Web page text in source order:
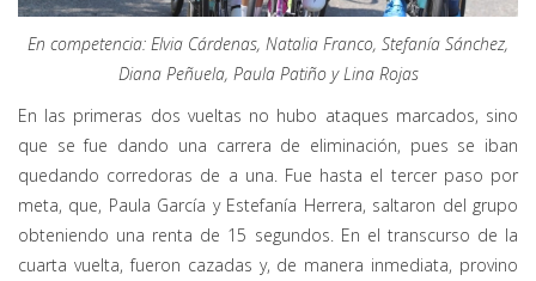
En competencia: Elvia Cárdenas, Natalia Franco, Stefanía Sánchez,
Diana Peñuela, Paula Patiño y Lina Rojas
En las primeras dos vueltas no hubo ataques marcados, sino
que se fue dando una carrera de eliminación, pues se iban
quedando corredoras de a una. Fue hasta el tercer paso por
meta, que, Paula García y Estefanía Herrera, saltaron del grupo
obteniendo una renta de 15 segundos. En el transcurso de la
cuarta vuelta, fueron cazadas y, de manera inmediata, provino